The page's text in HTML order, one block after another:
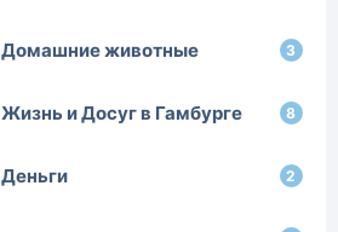
Домашние животные 3
Жизнь и Досуг в Гамбурге 8
Деньги 2